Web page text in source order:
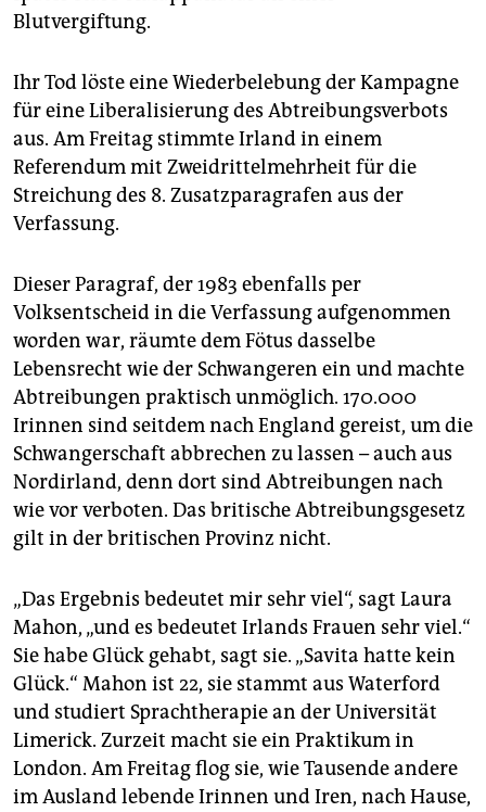
Blutvergiftung.
Ihr Tod löste eine Wiederbelebung der Kampagne
für eine Liberalisierung des Abtreibungsverbots
aus. Am Freitag stimmte Irland in einem
Referendum mit Zweidrittelmehrheit für die
Streichung des 8. Zusatzparagrafen aus der
Verfassung.
Dieser Paragraf, der 1983 ebenfalls per
Volksentscheid in die Verfassung aufgenommen
worden war, räumte dem Fötus dasselbe
Lebensrecht wie der Schwangeren ein und machte
Abtreibungen praktisch unmöglich. 170.000
Irinnen sind seitdem nach England gereist, um die
Schwangerschaft abbrechen zu lassen – auch aus
Nordirland, denn dort sind Abtreibungen nach
wie vor verboten. Das britische Abtreibungsgesetz
gilt in der britischen Provinz nicht.
„Das Ergebnis bedeutet mir sehr viel“, sagt Laura
Mahon, „und es bedeutet Irlands Frauen sehr viel.“
Sie habe Glück gehabt, sagt sie. „Savita hatte kein
Glück.“ Mahon ist 22, sie stammt aus Waterford
und studiert Sprachtherapie an der Universität
Limerick. Zurzeit macht sie ein Praktikum in
London. Am Freitag flog sie, wie Tausende andere
im Ausland lebende Irinnen und Iren, nach Hause,